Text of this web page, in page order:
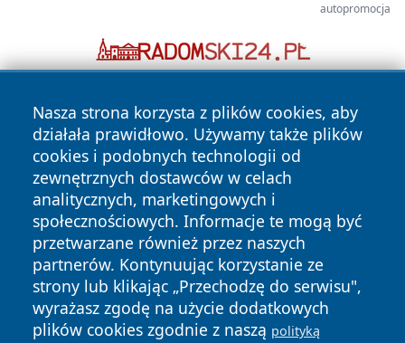
autopromocja
Nasza strona korzysta z plików cookies, aby
działała prawidłowo. Używamy także plików
cookies i podobnych technologii od
zewnętrznych dostawców w celach
analitycznych, marketingowych i
społecznościowych. Informacje te mogą być
przetwarzane również przez naszych
partnerów. Kontynuując korzystanie ze
strony lub klikając „Przechodzę do serwisu",
wyrażasz zgodę na użycie dodatkowych
plików cookies zgodnie z naszą polityką
Copyright © 2026 portalzielonagora.pl Wszystkie prawa
zastrzeżone.
News Autorzy
Polityka
Prywatności
Polityka
Cookies